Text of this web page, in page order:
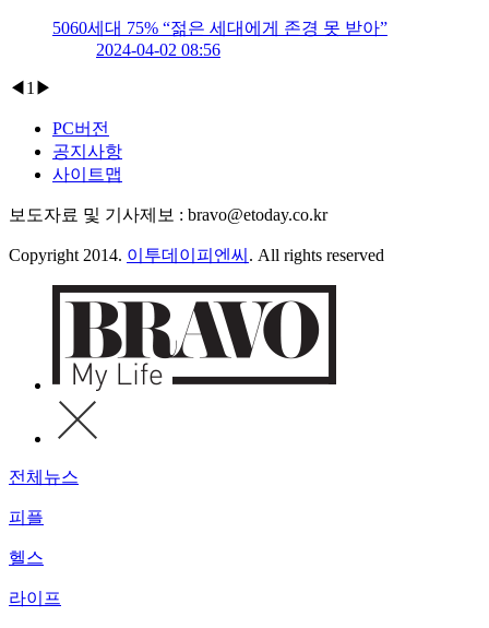
5060세대 75% “젊은 세대에게 존경 못 받아”
2024-04-02 08:56
◀ 1 ▶
PC버전
공지사항
사이트맵
보도자료 및 기사제보 : bravo@etoday.co.kr
Copyright 2014. 이투데이피엔씨 . All rights reserved
전체뉴스
피플
헬스
라이프